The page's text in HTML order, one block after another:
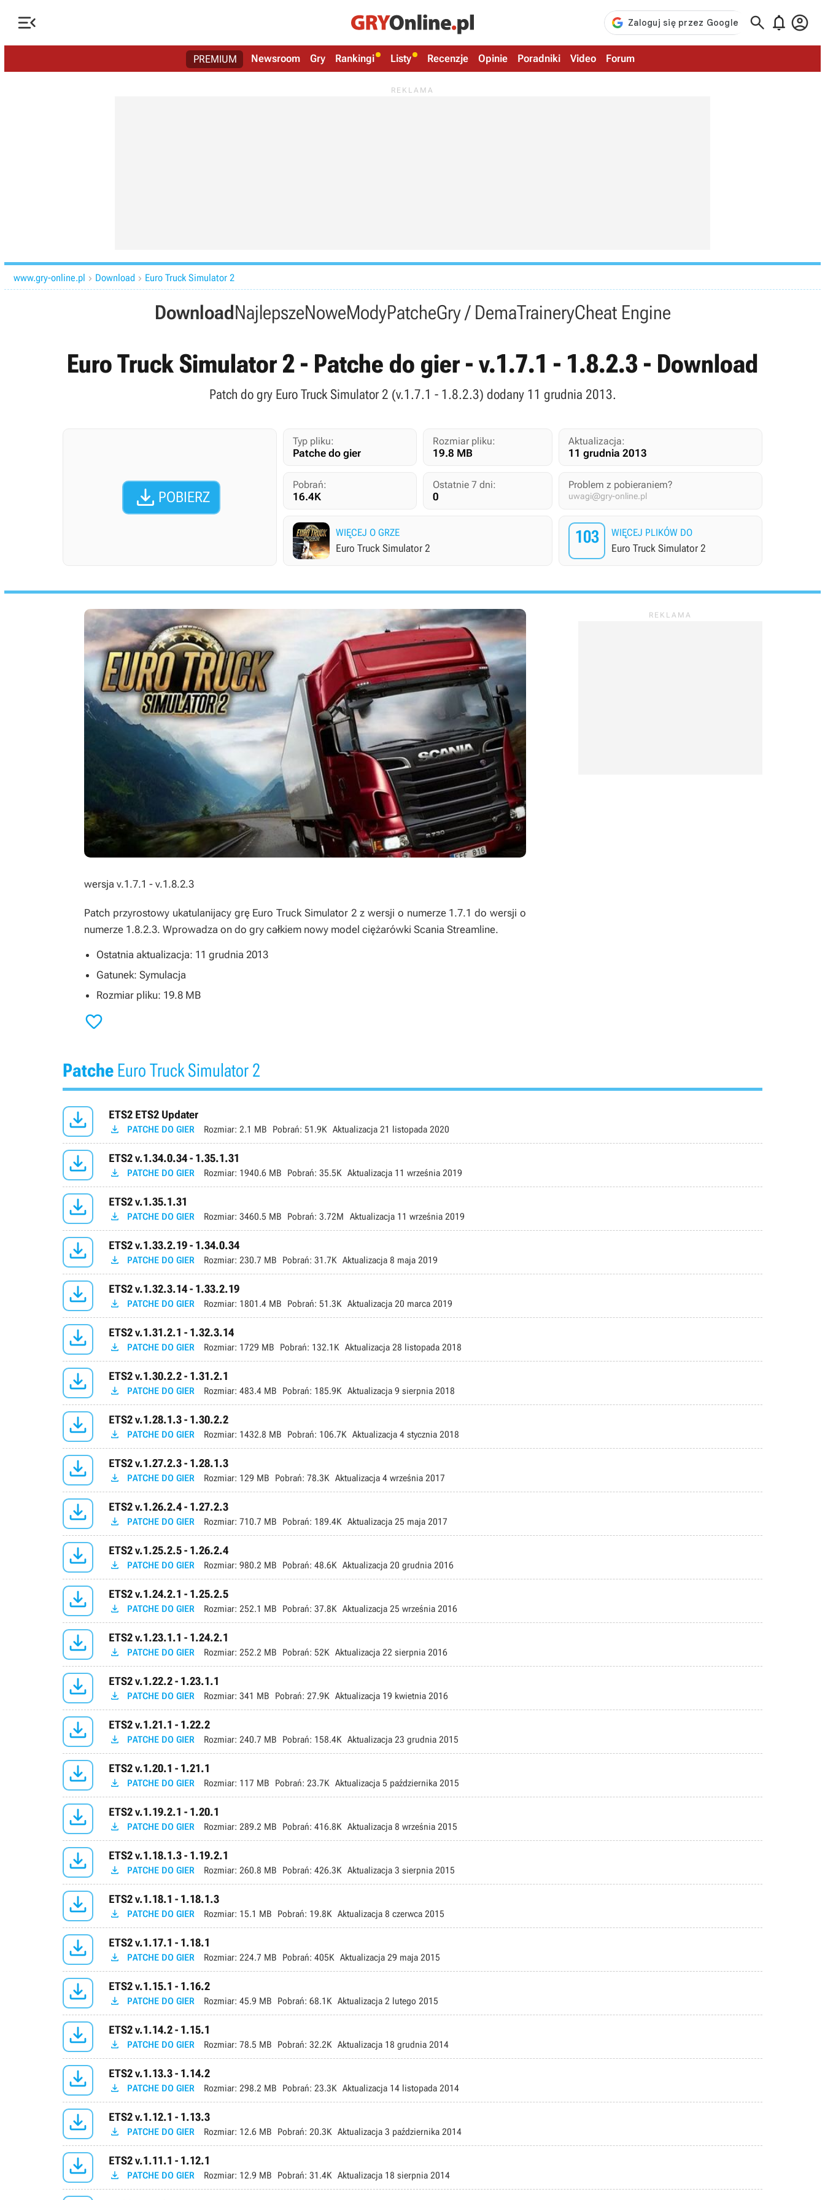
   
PREMIUM Newsroom Gry Rankingi Listy Recenzje Opinie Poradniki Video Forum
www.gry-online.pl  Download  Euro Truck Simulator 2
DownloadNajlepszeNoweModyPatcheGry / DemaTraineryCheat Engine
Euro Truck Simulator 2 - Patche do gier - v.1.7.1 - 1.8.2.3 - Download
Patch do gry Euro Truck Simulator 2 (v.1.7.1 - 1.8.2.3) dodany 11 grudnia 2013.
 POBIERZ
Typ pliku:
Patche do gier
Rozmiar pliku:
19.8 MB
Aktualizacja:
11 grudnia 2013
Pobrań:
16.4K
Ostatnie 7 dni:
0
Problem z pobieraniem?
uwagi@gry-online.pl
WIĘCEJ O GRZE
Euro Truck Simulator 2
103 WIĘCEJ PLIKÓW DO
Euro Truck Simulator 2
wersja v.1.7.1 - v.1.8.2.3
Patch przyrostowy ukatulanijacy grę Euro Truck Simulator 2 z wersji o numerze 1.7.1 do wersji o
numerze 1.8.2.3. Wprowadza on do gry całkiem nowy model ciężarówki Scania Streamline.
Ostatnia aktualizacja: 11 grudnia 2013
Gatunek: Symulacja
Rozmiar pliku: 19.8 MB

Patche Euro Truck Simulator 2
 ETS2 ETS2 Updater
 PATCHE DO GIER Rozmiar: 2.1 MB Pobrań: 51.9K Aktualizacja 21 listopada 2020
 ETS2 v.1.34.0.34 - 1.35.1.31
 PATCHE DO GIER Rozmiar: 1940.6 MB Pobrań: 35.5K Aktualizacja 11 września 2019
 ETS2 v.1.35.1.31
 PATCHE DO GIER Rozmiar: 3460.5 MB Pobrań: 3.72M Aktualizacja 11 września 2019
 ETS2 v.1.33.2.19 - 1.34.0.34
 PATCHE DO GIER Rozmiar: 230.7 MB Pobrań: 31.7K Aktualizacja 8 maja 2019
 ETS2 v.1.32.3.14 - 1.33.2.19
 PATCHE DO GIER Rozmiar: 1801.4 MB Pobrań: 51.3K Aktualizacja 20 marca 2019
 ETS2 v.1.31.2.1 - 1.32.3.14
 PATCHE DO GIER Rozmiar: 1729 MB Pobrań: 132.1K Aktualizacja 28 listopada 2018
 ETS2 v.1.30.2.2 - 1.31.2.1
 PATCHE DO GIER Rozmiar: 483.4 MB Pobrań: 185.9K Aktualizacja 9 sierpnia 2018
 ETS2 v.1.28.1.3 - 1.30.2.2
 PATCHE DO GIER Rozmiar: 1432.8 MB Pobrań: 106.7K Aktualizacja 4 stycznia 2018
 ETS2 v.1.27.2.3 - 1.28.1.3
 PATCHE DO GIER Rozmiar: 129 MB Pobrań: 78.3K Aktualizacja 4 września 2017
 ETS2 v.1.26.2.4 - 1.27.2.3
 PATCHE DO GIER Rozmiar: 710.7 MB Pobrań: 189.4K Aktualizacja 25 maja 2017
 ETS2 v.1.25.2.5 - 1.26.2.4
 PATCHE DO GIER Rozmiar: 980.2 MB Pobrań: 48.6K Aktualizacja 20 grudnia 2016
 ETS2 v.1.24.2.1 - 1.25.2.5
 PATCHE DO GIER Rozmiar: 252.1 MB Pobrań: 37.8K Aktualizacja 25 września 2016
 ETS2 v.1.23.1.1 - 1.24.2.1
 PATCHE DO GIER Rozmiar: 252.2 MB Pobrań: 52K Aktualizacja 22 sierpnia 2016
 ETS2 v.1.22.2 - 1.23.1.1
 PATCHE DO GIER Rozmiar: 341 MB Pobrań: 27.9K Aktualizacja 19 kwietnia 2016
 ETS2 v.1.21.1 - 1.22.2
 PATCHE DO GIER Rozmiar: 240.7 MB Pobrań: 158.4K Aktualizacja 23 grudnia 2015
 ETS2 v.1.20.1 - 1.21.1
 PATCHE DO GIER Rozmiar: 117 MB Pobrań: 23.7K Aktualizacja 5 października 2015
 ETS2 v.1.19.2.1 - 1.20.1
 PATCHE DO GIER Rozmiar: 289.2 MB Pobrań: 416.8K Aktualizacja 8 września 2015
 ETS2 v.1.18.1.3 - 1.19.2.1
 PATCHE DO GIER Rozmiar: 260.8 MB Pobrań: 426.3K Aktualizacja 3 sierpnia 2015
 ETS2 v.1.18.1 - 1.18.1.3
 PATCHE DO GIER Rozmiar: 15.1 MB Pobrań: 19.8K Aktualizacja 8 czerwca 2015
 ETS2 v.1.17.1 - 1.18.1
 PATCHE DO GIER Rozmiar: 224.7 MB Pobrań: 405K Aktualizacja 29 maja 2015
 ETS2 v.1.15.1 - 1.16.2
 PATCHE DO GIER Rozmiar: 45.9 MB Pobrań: 68.1K Aktualizacja 2 lutego 2015
 ETS2 v.1.14.2 - 1.15.1
 PATCHE DO GIER Rozmiar: 78.5 MB Pobrań: 32.2K Aktualizacja 18 grudnia 2014
 ETS2 v.1.13.3 - 1.14.2
 PATCHE DO GIER Rozmiar: 298.2 MB Pobrań: 23.3K Aktualizacja 14 listopada 2014
 ETS2 v.1.12.1 - 1.13.3
 PATCHE DO GIER Rozmiar: 12.6 MB Pobrań: 20.3K Aktualizacja 3 października 2014
 ETS2 v.1.11.1 - 1.12.1
 PATCHE DO GIER Rozmiar: 12.9 MB Pobrań: 31.4K Aktualizacja 18 sierpnia 2014